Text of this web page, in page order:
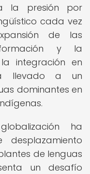
la presión por
cada vez
de las
y la
integración en
llevado a un
dominantes en
ha
desplazamiento
de lenguas
un desafío